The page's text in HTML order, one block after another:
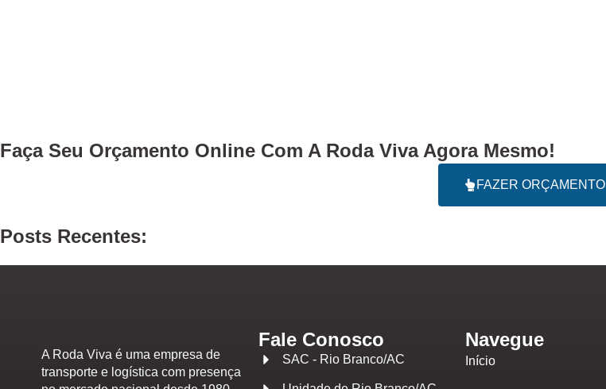
Faça Seu Orçamento Online Com A Roda Viva Agora Mesmo!
FAZER ORÇAMENTO
Posts Recentes:
A Roda Viva é uma empresa de
transporte e logística com presença
Fale Conosco
SAC - Rio Branco/AC
Navegue
Início